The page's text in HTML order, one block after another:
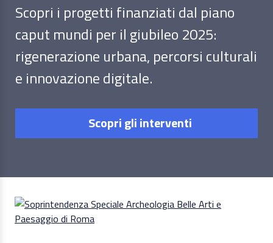
Scopri i progetti finanziati dal piano
caput mundi per il giubileo 2025:
rigenerazione urbana, percorsi culturali
e innovazione digitale.
Scopri gli interventi